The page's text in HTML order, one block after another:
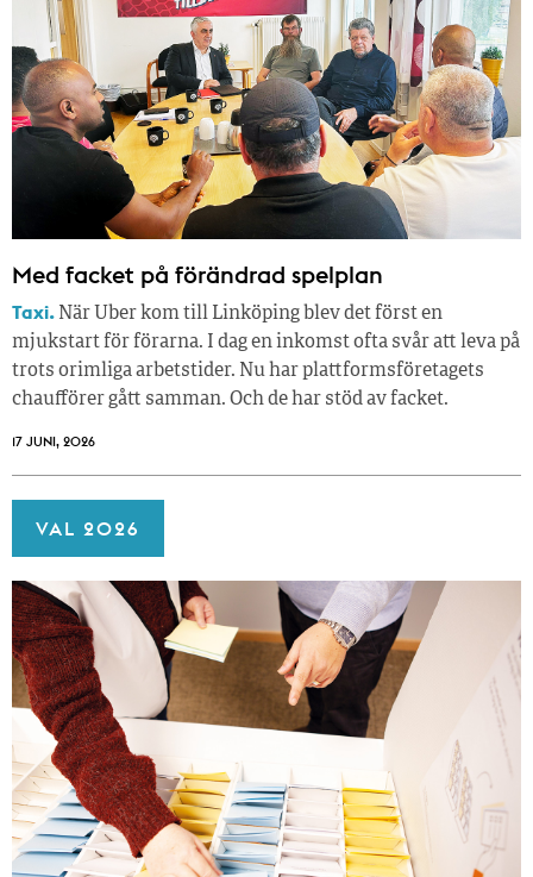
Med facket på förändrad spelplan
Taxi. När Uber kom till Linköping blev det först en
mjukstart för förarna. I dag en inkomst ofta svår att leva på
trots orimliga arbetstider. Nu har plattformsföretagets
chaufförer gått samman. Och de har stöd av facket.
17 JUNI, 2026
VAL 2026